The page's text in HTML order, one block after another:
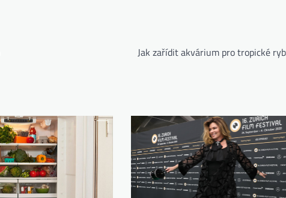
Jak zařídit akvárium pro tropické